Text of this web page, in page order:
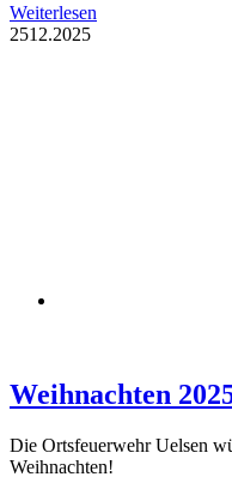
Weiterlesen
2512.2025
Weihnachten
Die Ortsfeuerwehr Uelsen
Weihnachten!